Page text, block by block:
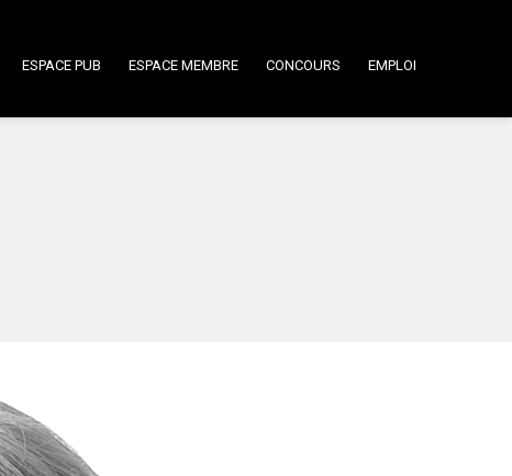
ESPACE PUB ESPACE MEMBRE CONCOURS EMPLOI